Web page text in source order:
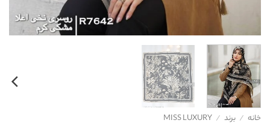
خانه / برند /
MISS LUXURY